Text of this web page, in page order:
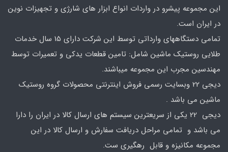
این مجموعه پیشرو در واردات انواع ابزار های شارژی و تجهیزات نوین
در ایران است.
تمامی دستگاههای وارداتی توسط این شرکت دارای 15 سال خدمات
طلایی روستیک ماشین شامل: تامین قطعات یدکی و تعمیرات توسط
مهندسین مجرب این مجموعه میباشند.
دیجی 22 وبسایت رسمی فروش اینترنتی محصولات گروه روستیک
ماشین می باشد .
دیجی 22 یکی از سریعترین سیستم های ارسال کالا در ایران را دارا
می باشد و تمامی مراحل دریافت سفارش و ارسال کالا در این
مجموعه مکانیزه و قابل رهگیری ست.